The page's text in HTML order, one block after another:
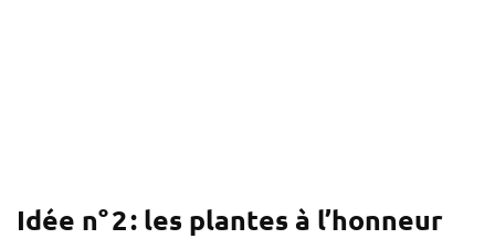
Idée n° 2 : les plantes à l’honneur